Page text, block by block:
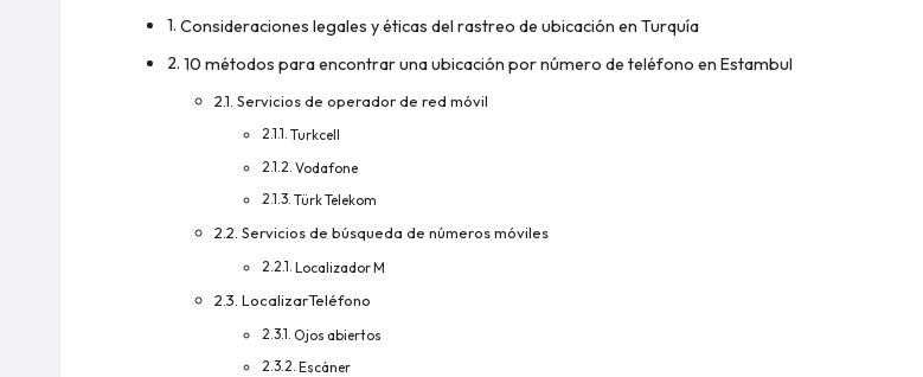
Consideraciones legales y éticas del rastreo de ubicación en Turquía
10 métodos para encontrar una ubicación por número de teléfono en Estambul
Servicios de operador de red móvil
Turkcell
Vodafone
Türk Telekom
Servicios de búsqueda de números móviles
Localizador M
LocalizarTeléfono
Ojos abiertos
Escáner